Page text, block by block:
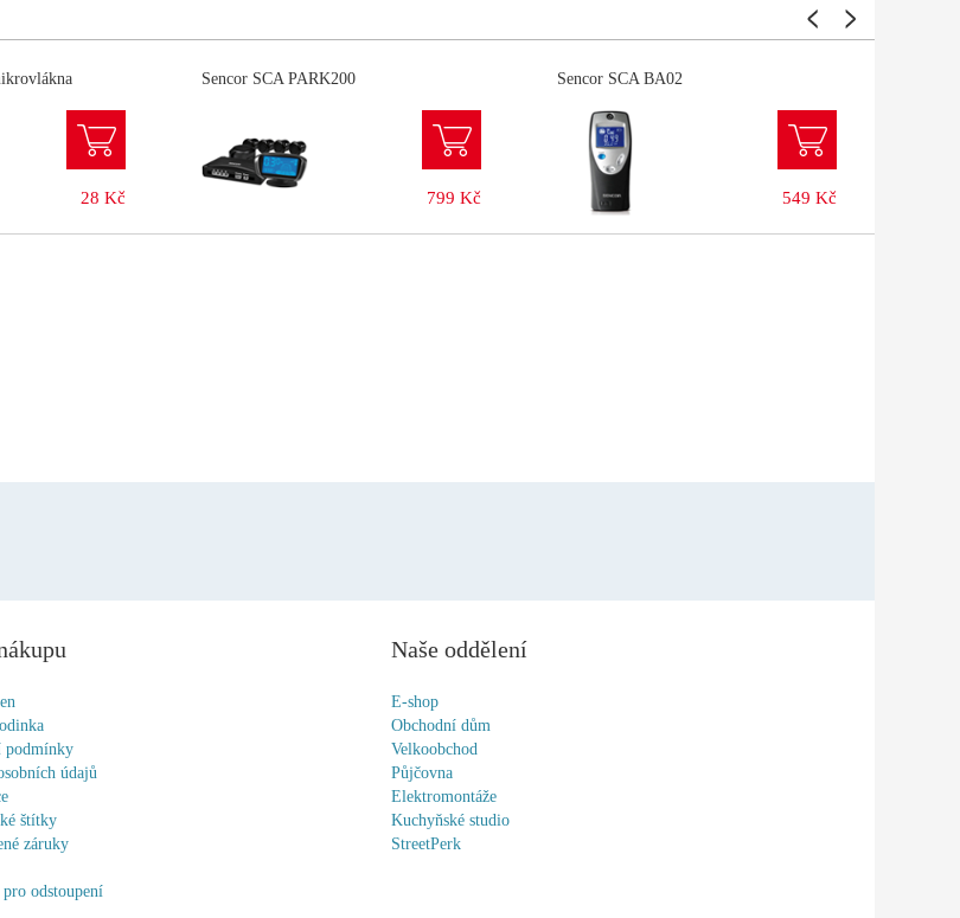
28 Kč
Sencor SCA PARK200
799 Kč
Sencor SCA BA02
549 Kč
podmínky
údajů
štítky
záruky
odstoupení
Naše oddělení
E-shop
Obchodní dům
Velkoobchod
Půjčovna
Elektromontáže
Kuchyňské studio
StreetPerk